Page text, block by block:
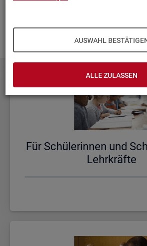
AUSWAHL
ALLE ZULASSEN
das gern in un­se­re Pla­nun­gen auf.
Für Schü­le­rin­nen und
Lehr­kräf­te